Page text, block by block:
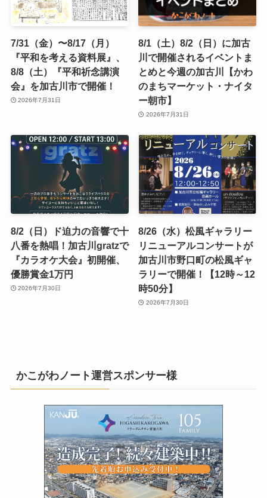
7/31（金）〜8/17（月）
『平和を考える資料展』、
8/8（土）『平和祈念講演
会』を加古川市で開催！
2026年7月31日
8/1（土）8/2（日）に加古
川で開催されるイベントま
とめと今週の加古川【かわ
のまちマーケット・ナイタ
ー朝市】
2026年7月31日
8/2（日）ド迫力の音響で十
八番を熱唱！加古川gratzで
『カラオケ大会』初開催、
優勝賞金1万円
2026年7月30日
8/26（水）松風ギャラリー
リニューアルコンサートが
加古川市野口町の松風ギャ
ラリーで開催！【12時～12
時50分】
2026年7月30日
かこがわノート運営スポンサー様